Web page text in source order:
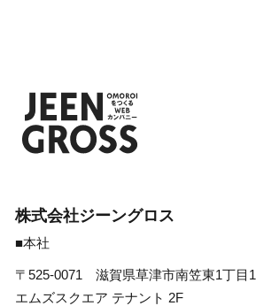
株式会社ジーングロス
■本社
〒525-0071 滋賀県草津市南笠東1丁目
エムズスクエア テナント 2F